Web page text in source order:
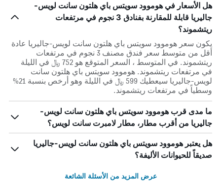
هل الأسعار في هوموود سويتس باي هلتون سانت لويس-
جاليريا قابلة للمقارنة بفنادق 3 نجوم في مرتفعات
ريتشموند؟
يكون سعر هوموود سويتس باي هلتون سانت لويس-جاليريا عادة
أقل من متوسط ​​سعر فندق مصنف 3 نجوم في مرتفعات
ريتشموند. في المتوسط ، السعر المتوقع هو 752 ﷼ في الليلة
في مرتفعات ريتشموند. هوموود سويتس باي هلتون سانت
لويس-جاليريا سيعطيك 599 ﷼ في الليلة وهو أرخص بنسبة 21%
وسطياً في مرتفعات ريتشموند.
ما مدى قرب هوموود سويتس باي هلتون سانت لويس-
جاليريا من أقرب مطار، مطار لامبرت سانت لويس؟
هل يعتبر هوموود سويتس باي هلتون سانت لويس-جاليريا
صديقاً للحيوانات الأليفة؟
عرض المزيد من الأسئلة الشائعة